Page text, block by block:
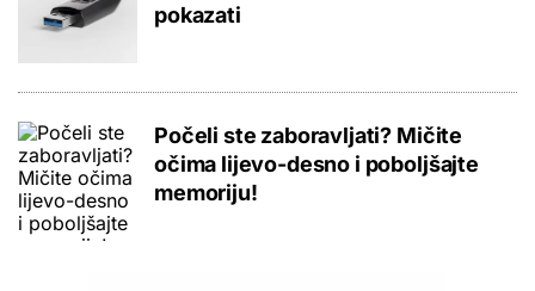
pokazati
Počeli ste zaboravljati? Mičite
očima lijevo-desno i poboljšajte
memoriju!